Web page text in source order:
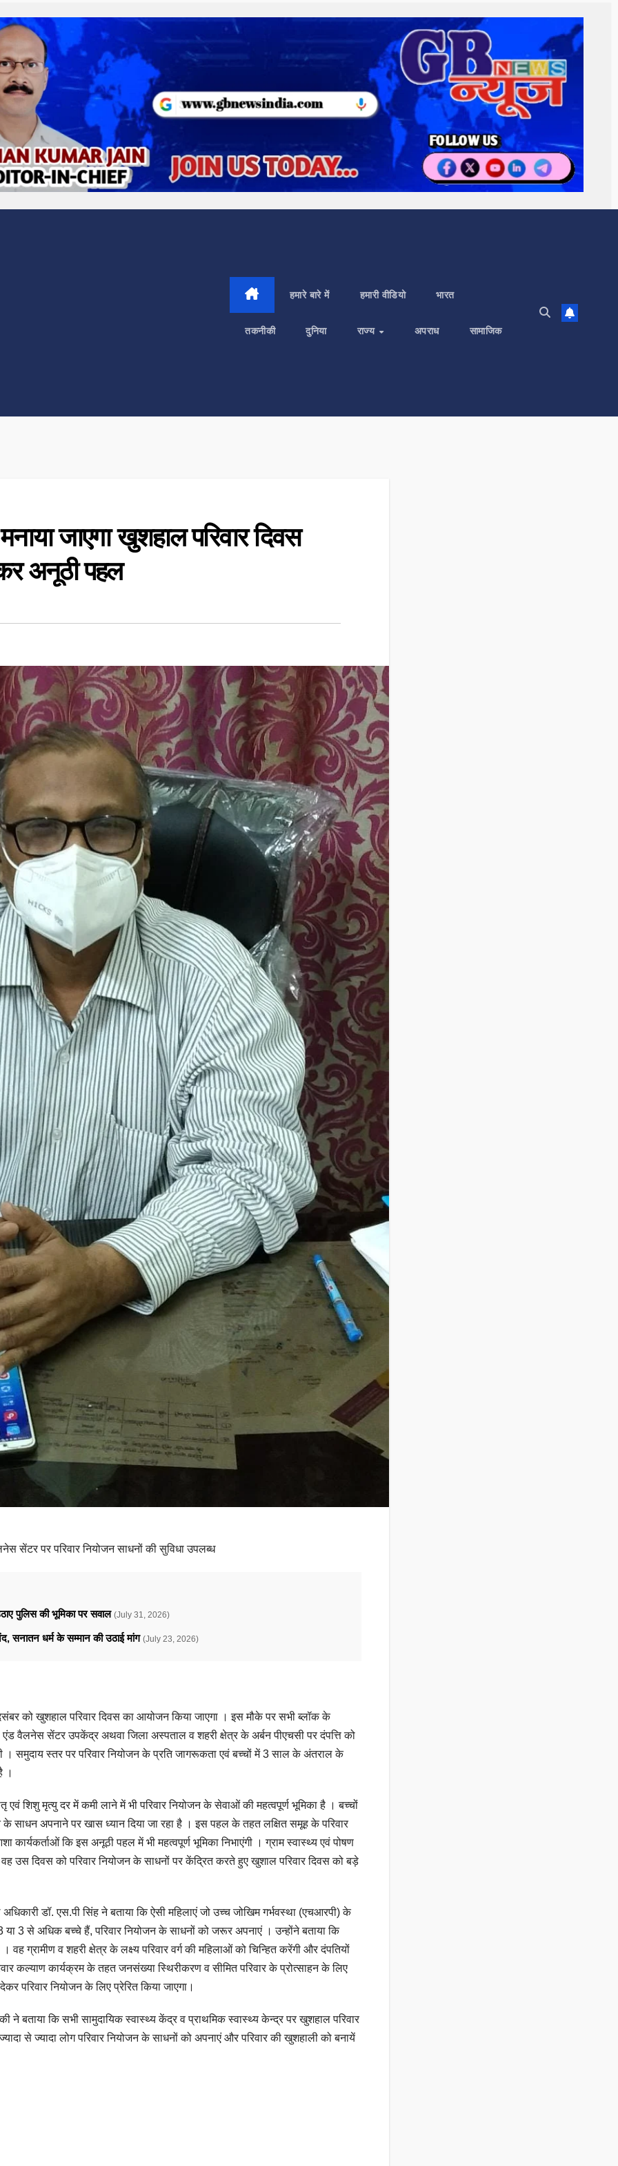
हमारे बारे में हमारी वीडियो भारत
तकनीकी दुनिया राज्य अपराध सामाजिक
जाएगा खुशहाल परिवार दिवस
अनूठी पहल
सेंटर पर परिवार नियोजन साधनों की सुविधा उपलब्ध
पुलिस की भूमिका पर सवाल (July 31, 2026)
सनातन धर्म के सम्मान की उठाई मांग (July 23, 2026)
को खुशहाल परिवार दिवस का आयोजन किया जाएगा । इस मौके पर सभी ब्लॉक के
वैलनेस सेंटर उपकेंद्र अथवा जिला अस्पताल व शहरी क्षेत्र के अर्बन पीएचसी पर दंपत्ति को
। समुदाय स्तर पर परिवार नियोजन के प्रति जागरूकता एवं बच्चों में 3 साल के अंतराल के
।
एवं शिशु मृत्यु दर में कमी लाने में भी परिवार नियोजन के सेवाओं की महत्वपूर्ण भूमिका है । बच्चों
साधन अपनाने पर खास ध्यान दिया जा रहा है । इस पहल के तहत लक्षित समूह के परिवार
कि इस अनूठी पहल में भी महत्वपूर्ण भूमिका निभाएंगी । ग्राम स्वास्थ्य एवं पोषण
उस दिवस को परिवार नियोजन के साधनों पर केंद्रित करते हुए खुशाल परिवार दिवस को बड़े
डॉ. एस.पी सिंह ने बताया कि ऐसी महिलाएं जो उच्च जोखिम गर्भवस्था (एचआरपी) के
या 3 से अधिक बच्चे हैं, परिवार नियोजन के साधनों को जरूर अपनाएं । उन्होंने बताया कि
ग्रामीण व शहरी क्षेत्र के लक्ष्य परिवार वर्ग की महिलाओं को चिन्हित करेंगी और दंपतियों
कल्याण कार्यक्रम के तहत जनसंख्या स्थिरीकरण व सीमित परिवार के प्रोत्साहन के लिए
परिवार नियोजन के लिए प्रेरित किया जाएगा।
ने बताया कि सभी सामुदायिक स्वास्थ्य केंद्र व प्राथमिक स्वास्थ्य केन्द्र पर खुशहाल परिवार
से ज्यादा लोग परिवार नियोजन के साधनों को अपनाएं और परिवार की खुशहाली को बनायें